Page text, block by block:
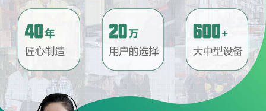
请问厂家地址在哪？
答
河南省郑州市高新技术开发区梧
桐街与红松路交叉口中国高端矿
机生产出口基地园区
制砂机最小的产量是多少？